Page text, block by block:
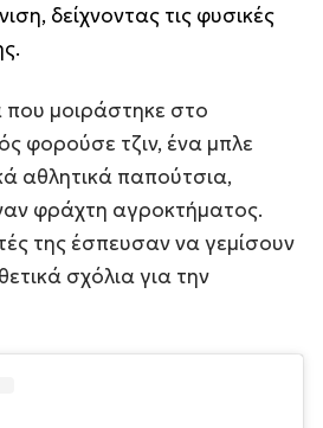
δείχνοντας τις φυσικές
μοιράστηκε στο
φορούσε τζιν, ένα μπλε
αθλητικά παπούτσια,
φράχτη αγροκτήματος.
της έσπευσαν να γεμίσουν
σχόλια για την